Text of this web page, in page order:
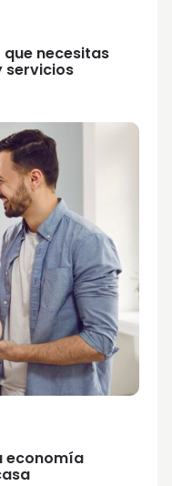
que necesitas
servicios
economía